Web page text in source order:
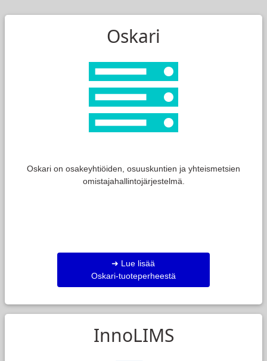
Oskari
Oskari on osakeyhtiöiden, osuuskuntien ja yhteismetsien
omistajahallintojärjestelmä.
➜ Lue lisää
Oskari-tuoteperheestä
InnoLIMS